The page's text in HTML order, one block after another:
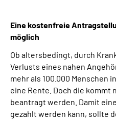
Online-Services
Inhalte in
Eine kostenfreie
möglich
Ob altersbedingt, durch
Verlusts eines nahen
mehr als 100.000 Menschen
eine Rente. Doch die kommt
beantragt werden. Damit
gezahlt werden kann, sollte